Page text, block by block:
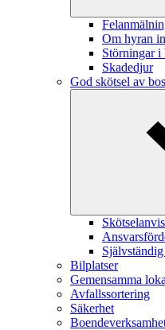
Om hyran
Störningar i
Skadedjur
God skötsel av
Bilplatser
Gemensamma
Avfallssortering
Säkerhet